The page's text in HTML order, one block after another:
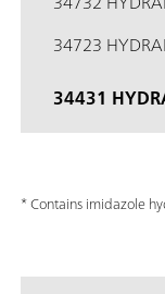
34723
34431
* Contains imidazole